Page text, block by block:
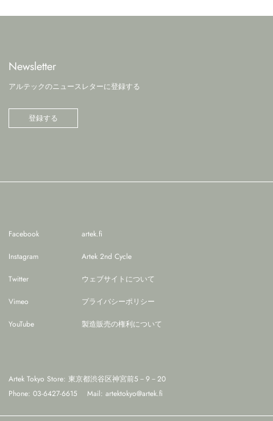
Newsletter
アルテックのニュースレターに登録する
登録する
Facebook
Instagram
Twitter
Vimeo
YouTube
artek.fi
Artek 2nd Cycle
ウェブサイトについて
プライバシーポリシー
製造販売の権利について
Artek Tokyo Store: 東京都渋谷区神宮前5－9－20
Phone: 03-6427-6615
Mail: artektokyo@artek.fi